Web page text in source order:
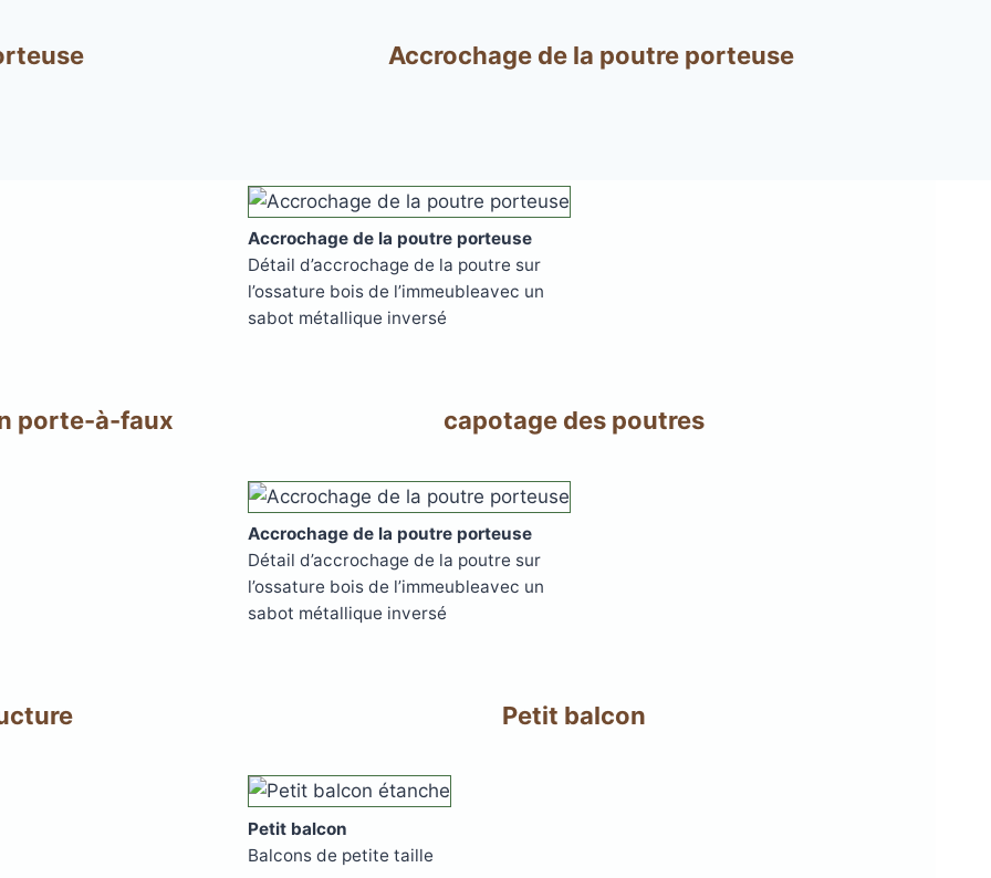
Accrochage de la poutre porteuse
Accrochage de la poutre porteuse
Détail d’accrochage de la poutre sur
l’ossature bois de l’immeubleavec un
sabot métallique inversé
porte-à-faux capotage des poutres
Accrochage de la poutre porteuse
Détail d’accrochage de la poutre sur
l’ossature bois de l’immeubleavec un
sabot métallique inversé
Petit balcon
Petit balcon
Balcons de petite taille